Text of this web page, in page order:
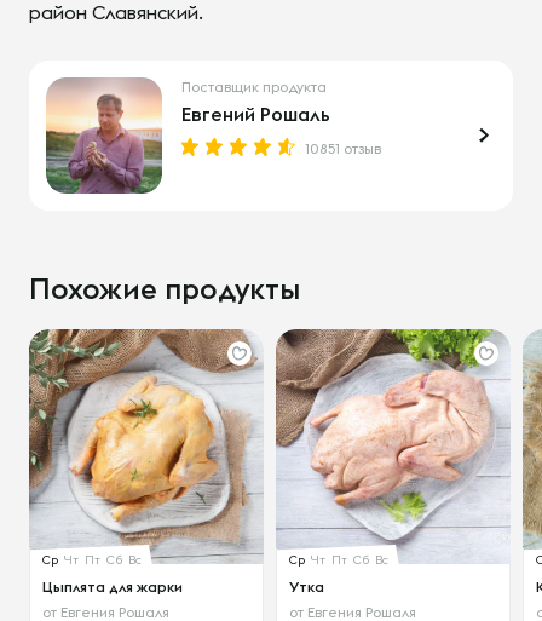
район Славянский.
Поставщик продукта
Евгений Рошаль
10851 отзыв
Похожие продукты
Ср Чт Пт Сб Вс
Цыплята для жарки
от Евгения Рошаля
Ср Чт Пт Сб Вс
Утка
от Евгения Рошаля